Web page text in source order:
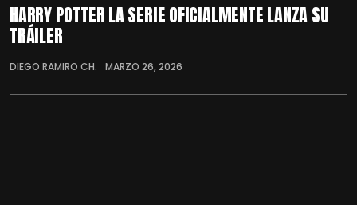
HARRY POTTER LA SERIE OFICIALMENTE LANZA SU
TRÁILER
DIEGO RAMIRO CH. MARZO 26, 2026